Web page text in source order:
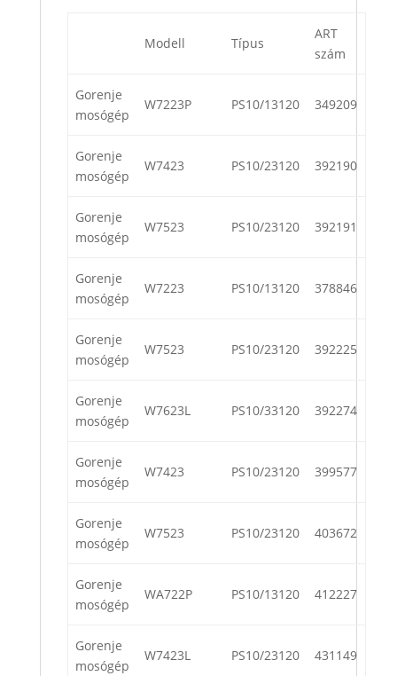
Modell Típus
ART
szám
Gorenje
mosógép
W7223P PS10/13120 349209
Gorenje
mosógép
W7423 PS10/23120 392190
Gorenje
mosógép
W7523 PS10/23120 392191
Gorenje
mosógép
W7223 PS10/13120 378846
Gorenje
mosógép
W7523 PS10/23120 392225
Gorenje
mosógép
W7623L PS10/33120 392274
Gorenje
mosógép
W7423 PS10/23120 399577
Gorenje
mosógép
W7523 PS10/23120 403672
Gorenje
mosógép
WA722P PS10/13120 412227
Gorenje
mosógép
W7423L PS10/23120 431149